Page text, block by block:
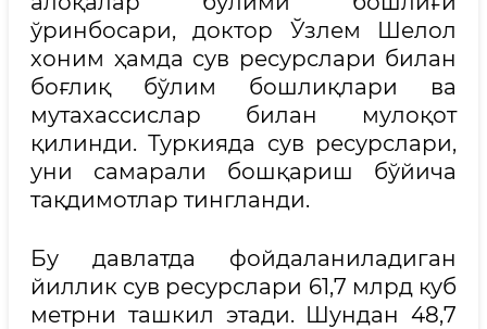
ўринбосари, доктор Ўзлем Шелол
хоним ҳамда сув ресурслари билан
боғлиқ бўлим бошлиқлари ва
мутахассислар билан мулоқот
қилинди. Туркияда сув ресурслари,
уни самарали бошқариш бўйича
тақдимотлар тингланди.
Бу давлатда фойдаланиладиган
йиллик сув ресурслари 61,7 млрд куб
метрни ташкил этади. Шундан 48,7